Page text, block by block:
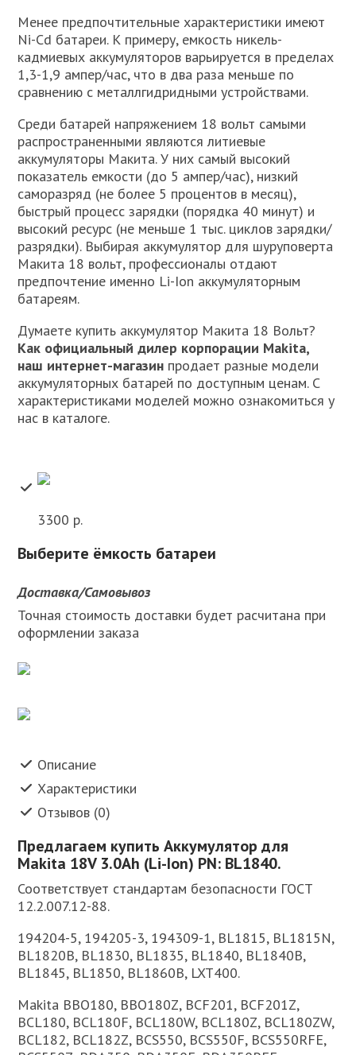
Менее предпочтительные характеристики имеют
Ni-Cd батареи. К примеру, емкость никель-
кадмиевых аккумуляторов варьируется в пределах
1,3-1,9 ампер/час, что в два раза меньше по
сравнению с металлгидридными устройствами.
Среди батарей напряжением 18 вольт самыми
распространенными являются литиевые
аккумуляторы Макита. У них самый высокий
показатель емкости (до 5 ампер/час), низкий
саморазряд (не более 5 процентов в месяц),
быстрый процесс зарядки (порядка 40 минут) и
высокий ресурс (не меньше 1 тыс. циклов зарядки/
разрядки). Выбирая аккумулятор для шуруповерта
Макита 18 вольт, профессионалы отдают
предпочтение именно Li-Ion аккумуляторным
батареям.
Думаете купить аккумулятор Макита 18 Вольт?
Как официальный дилер корпорации Makita,
наш интернет-магазин продает разные модели
аккумуляторных батарей по доступным ценам. С
характеристиками моделей можно ознакомиться у
нас в каталоге.
3300 р.
Выберите ёмкость батареи
Доставка/Самовывоз
Точная стоимость доставки будет расчитана при
оформлении заказа
Описание
Характеристики
Отзывов (0)
Предлагаем купить Аккумулятор для
Makita 18V 3.0Ah (Li-Ion) PN: BL1840.
Соответствует стандартам безопасности ГОСТ
12.2.007.12-88.
194204-5, 194205-3, 194309-1, BL1815, BL1815N,
BL1820B, BL1830, BL1835, BL1840, BL1840B,
BL1845, BL1850, BL1860B, LXT400.
Makita BBO180, BBO180Z, BCF201, BCF201Z,
BCL180, BCL180F, BCL180W, BCL180Z, BCL180ZW,
BCL182, BCL182Z, BCS550, BCS550F, BCS550RFE,